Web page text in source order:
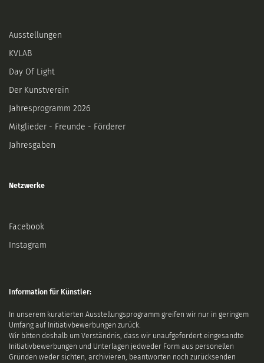
Ausstellungen
KVLAB
Day Of Light
Der Kunstverein
Jahresprogramm 2026
Mitglieder - Freunde - Förderer
Jahresgaben
Netzwerke
Facebook
Instagram
Information für Künstler:
In unserem kuratierten Ausstellungsprogramm greifen wir nur in geringem
Umfang auf Initiativbewerbungen zurück.
Wir bitten deshalb um Verständnis, dass wir unaufgefordert eingesandte
Initiativbewerbungen und Unterlagen jedweder Form aus personellen
Gründen weder sichten, archivieren, beantworten noch zurücksenden